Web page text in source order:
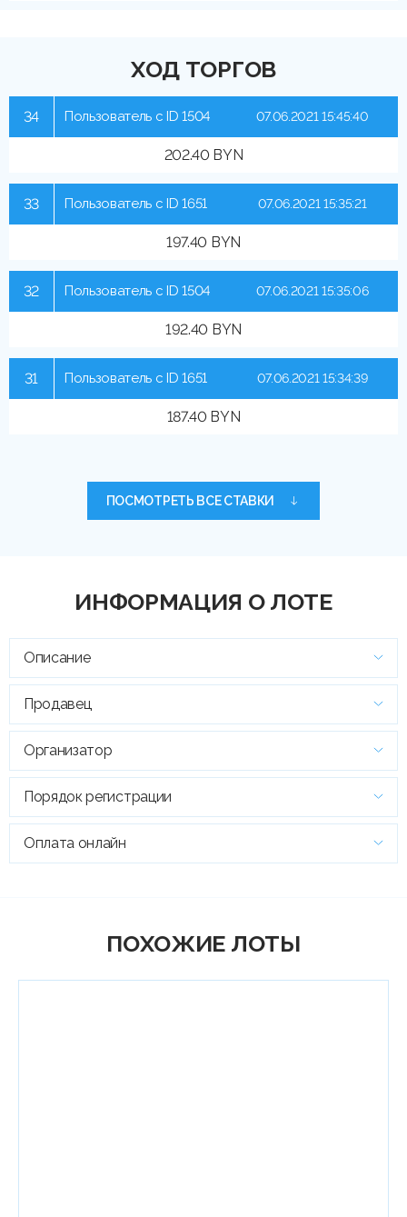
ХОД ТОРГОВ
34 Пользователь с ID 1504
202.40 BYN
07.06.2021 15:45:40
33 Пользователь с ID 1651
197.40 BYN
07.06.2021 15:35:21
32 Пользователь с ID 1504
192.40 BYN
07.06.2021 15:35:06
31 Пользователь с ID 1651
187.40 BYN
07.06.2021 15:34:39
ПОСМОТРЕТЬ ВСЕ СТАВКИ
ИНФОРМАЦИЯ О ЛОТЕ
Описание
Продавец
Организатор
Порядок регистрации
Оплата онлайн
ПОХОЖИЕ ЛОТЫ